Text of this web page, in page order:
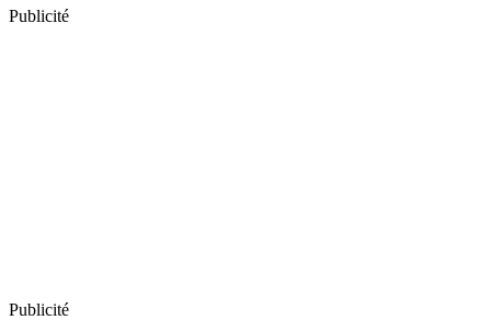
Publicité
Publicité